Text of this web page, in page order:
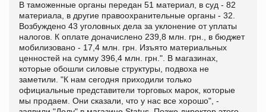
В таможенные органы передан 51 материал, в суд - 82
материала, в другие правоохранительные органы - 32.
Возбуждено 43 уголовных дела за уклонение от уплаты
налогов. К оплате доначислено 239,8 млн. грн., в бюджет
мобилизовано - 17,4 млн. грн. Изъято материальных
ценностей на сумму 396,4 млн. грн.". В магазинах,
которые обошли силовые структуры, подвоха не
заметили. "К нам сегодня приходили только
официальные представители торговых марок, которые
мы продаем. Они сказали, что у нас все хорошо", -